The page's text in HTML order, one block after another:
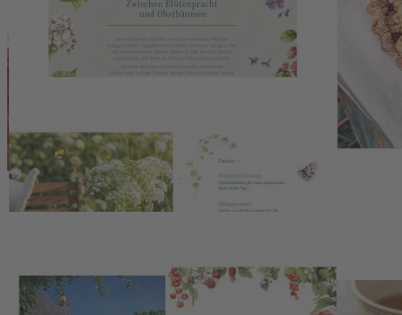
Dieses hochwertig ausgestattete Kochbuch vereint über 55 „Rezepte
aus dem Cottage Garden“ zu einer abwechslungsreichen Sammlung
für die genussvolle Landhausküche. Im Mittelpunkt stehen frisches
Obst, Gemüse und Kräuter aus dem eigenen Garten, die zu
klassischen und neuen Gerichten verarbeitet werden – vom
Aprikosen-Frühstückscrumble über herzhafte Quiche Royal bis hin
zum luftigen Victoria Sponge Cake. Die Rezepte sind übersichtlich
aufgebaut und laden dazu ein, saisonale Zutaten gezielt zu nutzen
und vielseitig zu kombinieren.
Garten-Kochbuch mit Illustrationen von